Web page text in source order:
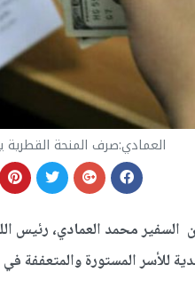
العمادي:صرف المنحة القطرية
السفير محمد العمادي، رئيس
للأسر المستورة والمتعففة